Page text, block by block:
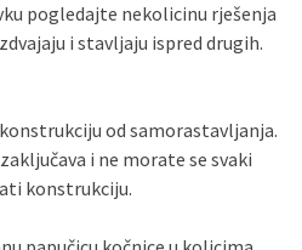
pogledajte nekolicinu rješenja
i stavljaju ispred drugih.
od samorastavljanja.
i ne morate se svaki
konstrukciju.